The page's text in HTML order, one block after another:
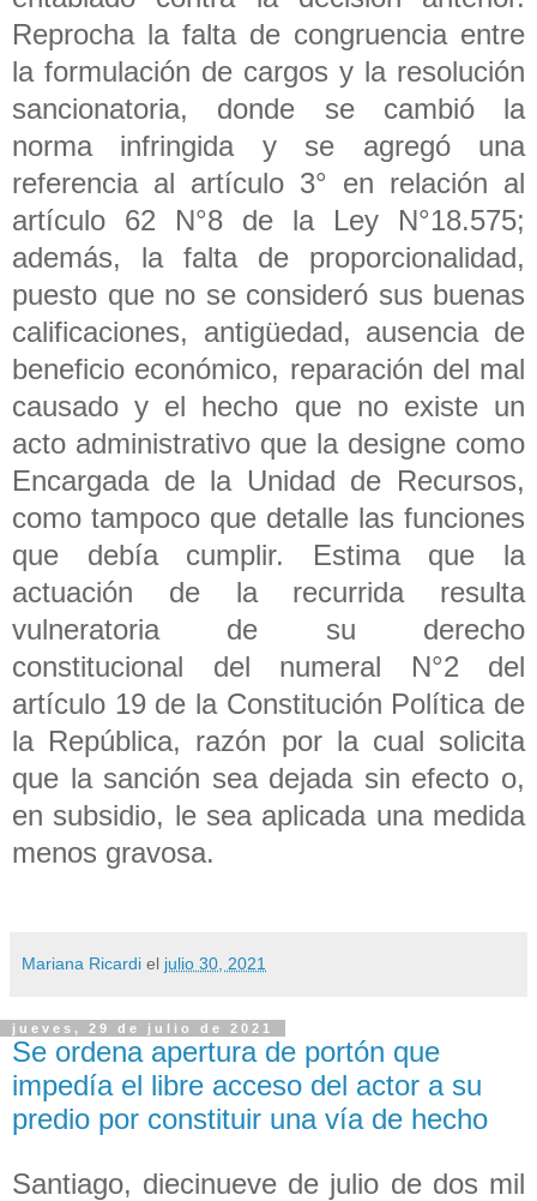
Reprocha la falta de congruencia entre
la formulación de cargos y la resolución
sancionatoria, donde se cambió la
norma infringida y se agregó una
referencia al artículo 3° en relación al
artículo 62 N°8 de la Ley N°18.575;
además, la falta de proporcionalidad,
puesto que no se consideró sus buenas
calificaciones, antigüedad, ausencia de
beneficio económico, reparación del mal
causado y el hecho que no existe un
acto administrativo que la designe como
Encargada de la Unidad de Recursos,
como tampoco que detalle las funciones
que debía cumplir. Estima que la
actuación de la recurrida resulta
vulneratoria de su derecho
constitucional del numeral N°2 del
artículo 19 de la Constitución Política de
la República, razón por la cual solicita
que la sanción sea dejada sin efecto o,
en subsidio, le sea aplicada una medida
menos gravosa.
Mariana Ricardi el julio 30, 2021
jueves, 29 de julio de 2021
Se ordena apertura de portón que
impedía el libre acceso del actor a su
predio por constituir una vía de hecho
Santiago, diecinueve de julio de dos mil